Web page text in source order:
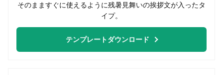
そのまますぐに使えるように残暑見舞いの挨拶文が入ったタ
イプ。
テンプレートダウンロード